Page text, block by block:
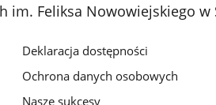
im. Feliksa Nowowiejskiego w
Deklaracja dostępności
Ochrona danych osobowych
Nasze sukcesy